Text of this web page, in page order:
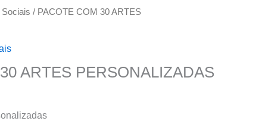
/ PACOTE COM 30 ARTES
ARTES PERSONALIZADAS